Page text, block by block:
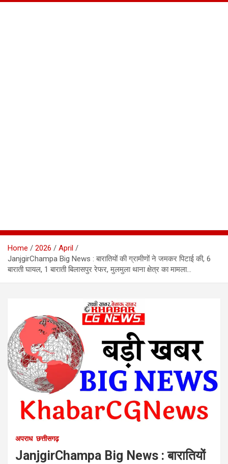
Home 2026
April
JanjgirChampa Big News : बारातियों की ग्रामीणों ने जमकर पिटाई की, 6
बाराती घायल, 1 बाराती बिलासपुर रेफर, मुलमुला थाना क्षेत्र का मामला…
अपराध छत्तीसगढ़
JanjgirChampa Big News : बारातियों